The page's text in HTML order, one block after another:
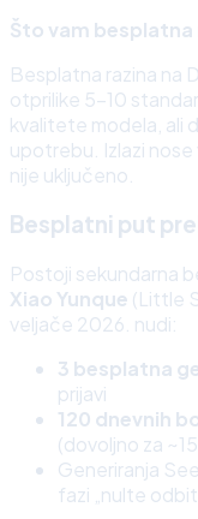
Što vam
Besplatna razina na
otprilike 5–10
kvalitete modela, ali
upotrebu. Izlazi nose
nije uključeno.
Besplatni put
Postoji sekundarna
Xiao Yunque (Little
veljače 2026. nudi:
3 besplatna
prijavi
120 dnevnih
(dovoljno za
Generiranja
fazi „nulte